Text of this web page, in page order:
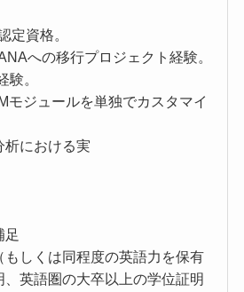
定資格。
への移行プロジェクト経験。
験。
モジュールを単独でカスタマイ
析における実
足
しくは同程度の英語力を保有
、英語圏の大卒以上の学位証明